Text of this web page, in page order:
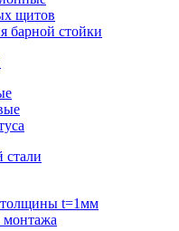
щитов
барной стойки
t=1мм